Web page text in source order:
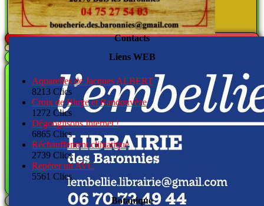
Contacts
Liens WEB
Aquarelles de Jacques ALBERT
8213 Clics
Croix de Bluye et Randouvèze
1272 Clics
Dégooglisons Internet !
6865 Clics
Réchauffement climatique
2739 Clics
Repérer un AVC
5561 Clics
Botanique